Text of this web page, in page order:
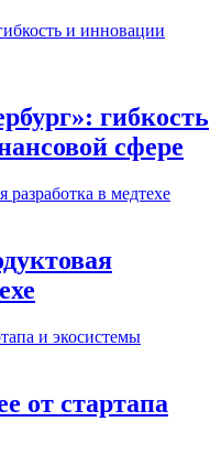
гибкость
сфере
от стартапа